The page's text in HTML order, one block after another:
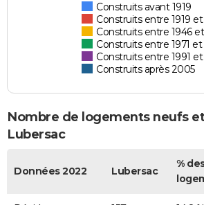
Construits avant 1919
Construits entre 1919 et
Construits entre 1946
Construits entre 1971 et
Construits entre 1991
Construits après 2005
Nombre de logements neufs
Lubersac
Données 2022 Lubersac
%